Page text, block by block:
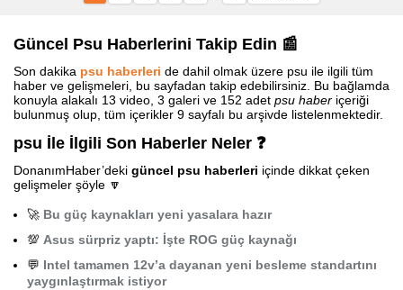
Güncel Psu Haberlerini Takip Edin 📰
Son dakika psu haberleri de dahil olmak üzere psu ile ilgili tüm
haber ve gelişmeleri, bu sayfadan takip edebilirsiniz. Bu bağlamda
konuyla alakalı 13 video, 3 galeri ve 152 adet psu haber içeriği
bulunmuş olup, tüm içerikler 9 sayfalı bu arşivde listelenmektedir.
psu İle İlgili Son Haberler Neler ❓
DonanımHaber’deki güncel psu haberleri içinde dikkat çeken
gelişmeler şöyle 🔽
🚀 Bu güç kaynakları yeni yasalara hazır
💯 Asus sürpriz yaptı: İşte ROG güç kaynağı
💬 Intel tamamen 12v’a dayanan yeni besleme standartını
yaygınlaştırmak istiyor